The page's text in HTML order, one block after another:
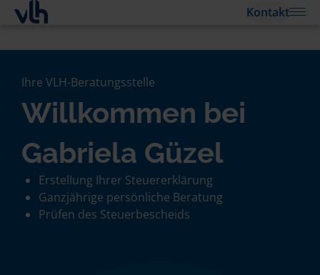
Kontakt
Ihre VLH-Beratungsstelle
Willkommen bei
Gabriela Güzel
Erstellung Ihrer Steuererklärung
Ganzjährige persönliche Beratung
Prüfen des Steuerbescheids